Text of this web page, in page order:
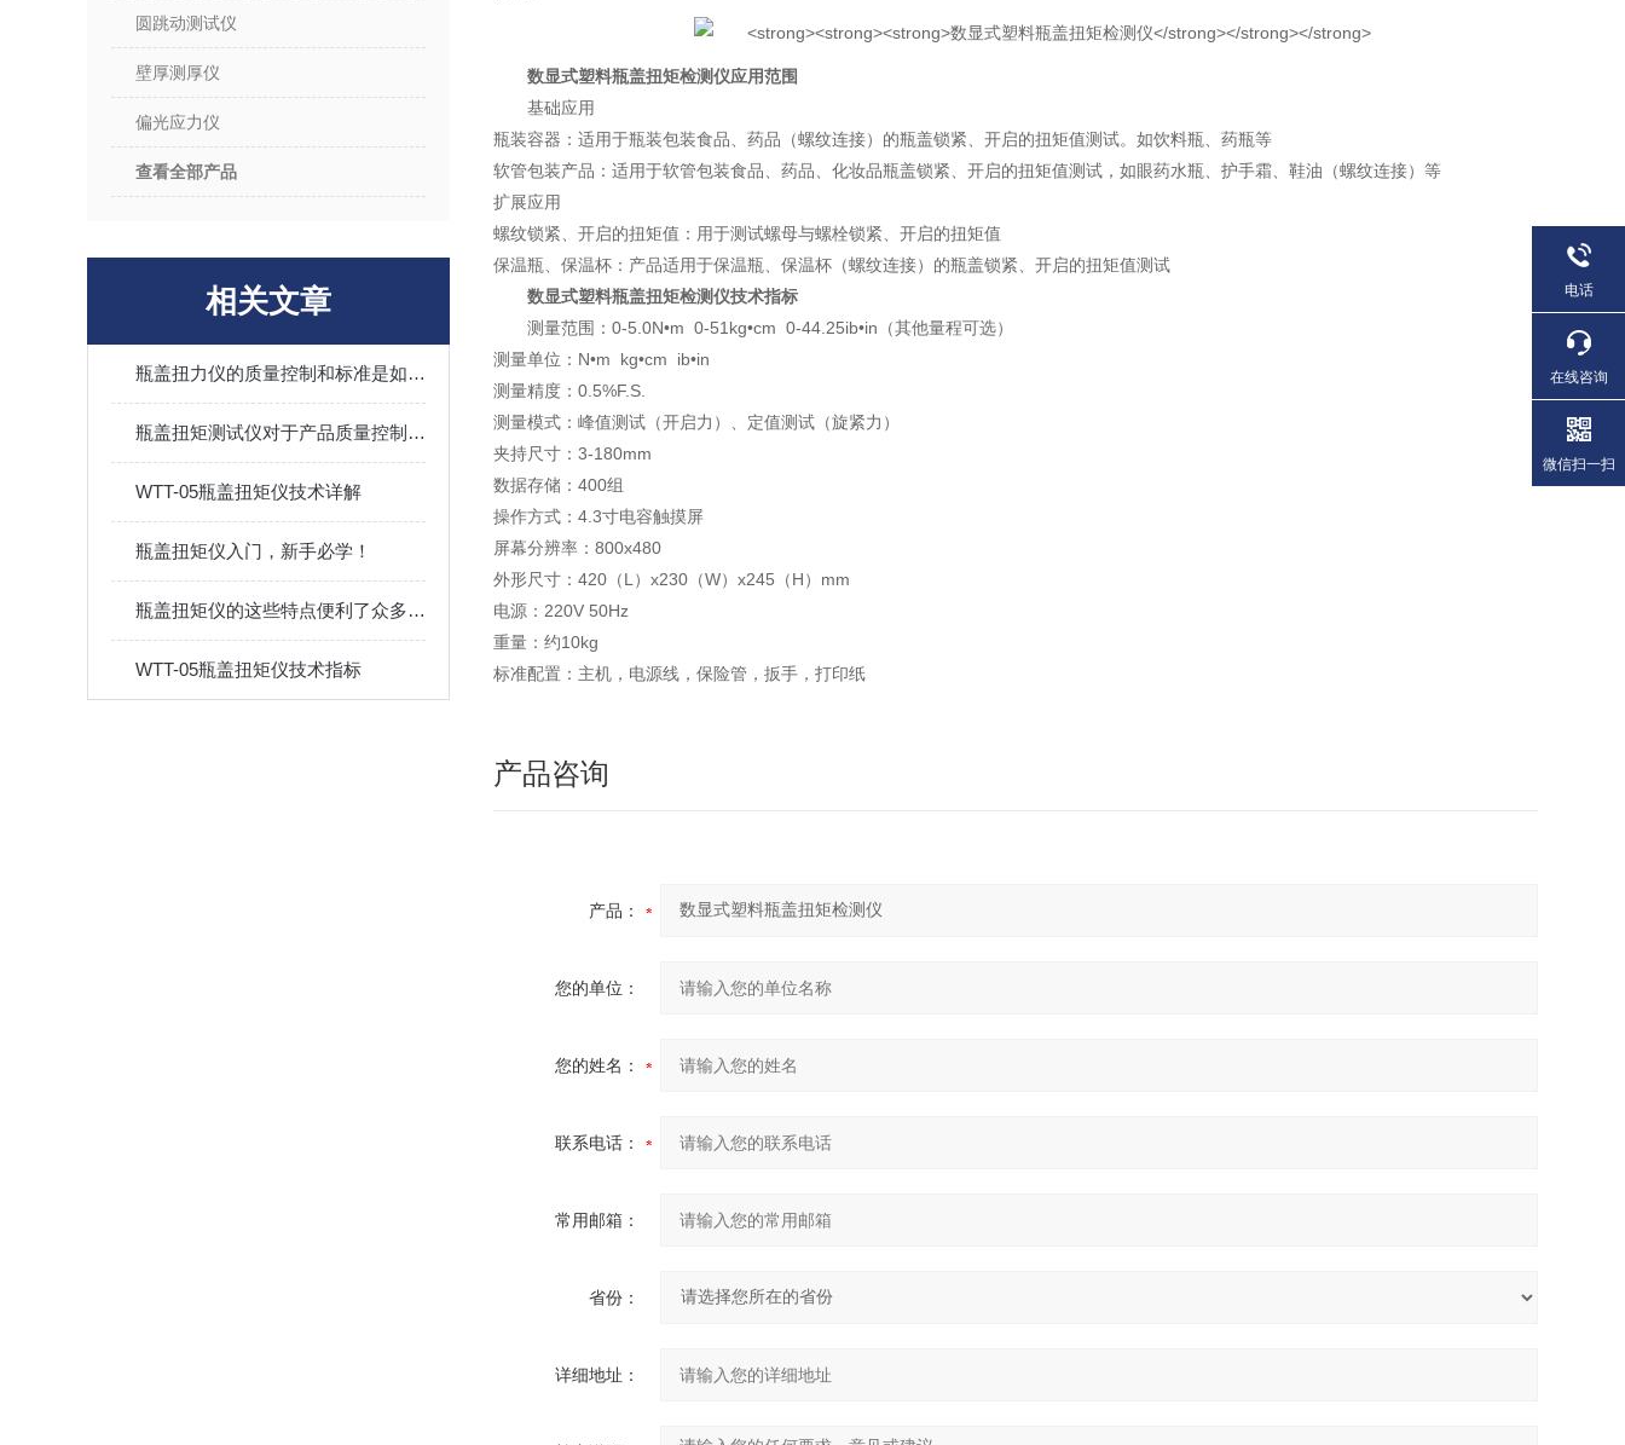
圆跳动测试仪
壁厚测厚仪
偏光应力仪
查看全部产品
相关文章
瓶盖扭力仪的质量控制和标准是如何确保的？
瓶盖扭矩测试仪对于产品质量控制有何重要性？
WTT-05瓶盖扭矩仪技术详解
瓶盖扭矩仪入门，新手必学！
瓶盖扭矩仪的这些特点便利了众多行业
WTT-05瓶盖扭矩仪技术指标
数显式塑料瓶盖扭矩检测仪应用范围
基础应用
瓶装容器：适用于瓶装包装食品、药品（螺纹连接）的瓶盖锁紧、开启的扭矩值测试。如饮料瓶、药瓶等
软管包装产品：适用于软管包装食品、药品、化妆品瓶盖锁紧、开启的扭矩值测试，如眼药水瓶、护手霜、鞋油（螺纹连接）等
扩展应用
螺纹锁紧、开启的扭矩值：用于测试螺母与螺栓锁紧、开启的扭矩值
保温瓶、保温杯：产品适用于保温瓶、保温杯（螺纹连接）的瓶盖锁紧、开启的扭矩值测试
数显式塑料瓶盖扭矩检测仪技术指标
测量范围：0-5.0N•m 0-51kg•cm 0-44.25ib•in（其他量程可选）
测量单位：N•m kg•cm ib•in
测量精度：0.5%F.S.
测量模式：峰值测试（开启力）、定值测试（旋紧力）
夹持尺寸：3-180mm
数据存储：400组
操作方式：4.3寸电容触摸屏
屏幕分辨率：800x480
外形尺寸：420（L）x230（W）x245（H）mm
电源：220V 50Hz
重量：约10kg
标准配置：主机，电源线，保险管，扳手，打印纸
产品咨询
产品：
您的单位：
您的姓名：
联系电话：
常用邮箱：
省份：
详细地址：
电话
在线咨询
微信扫一扫